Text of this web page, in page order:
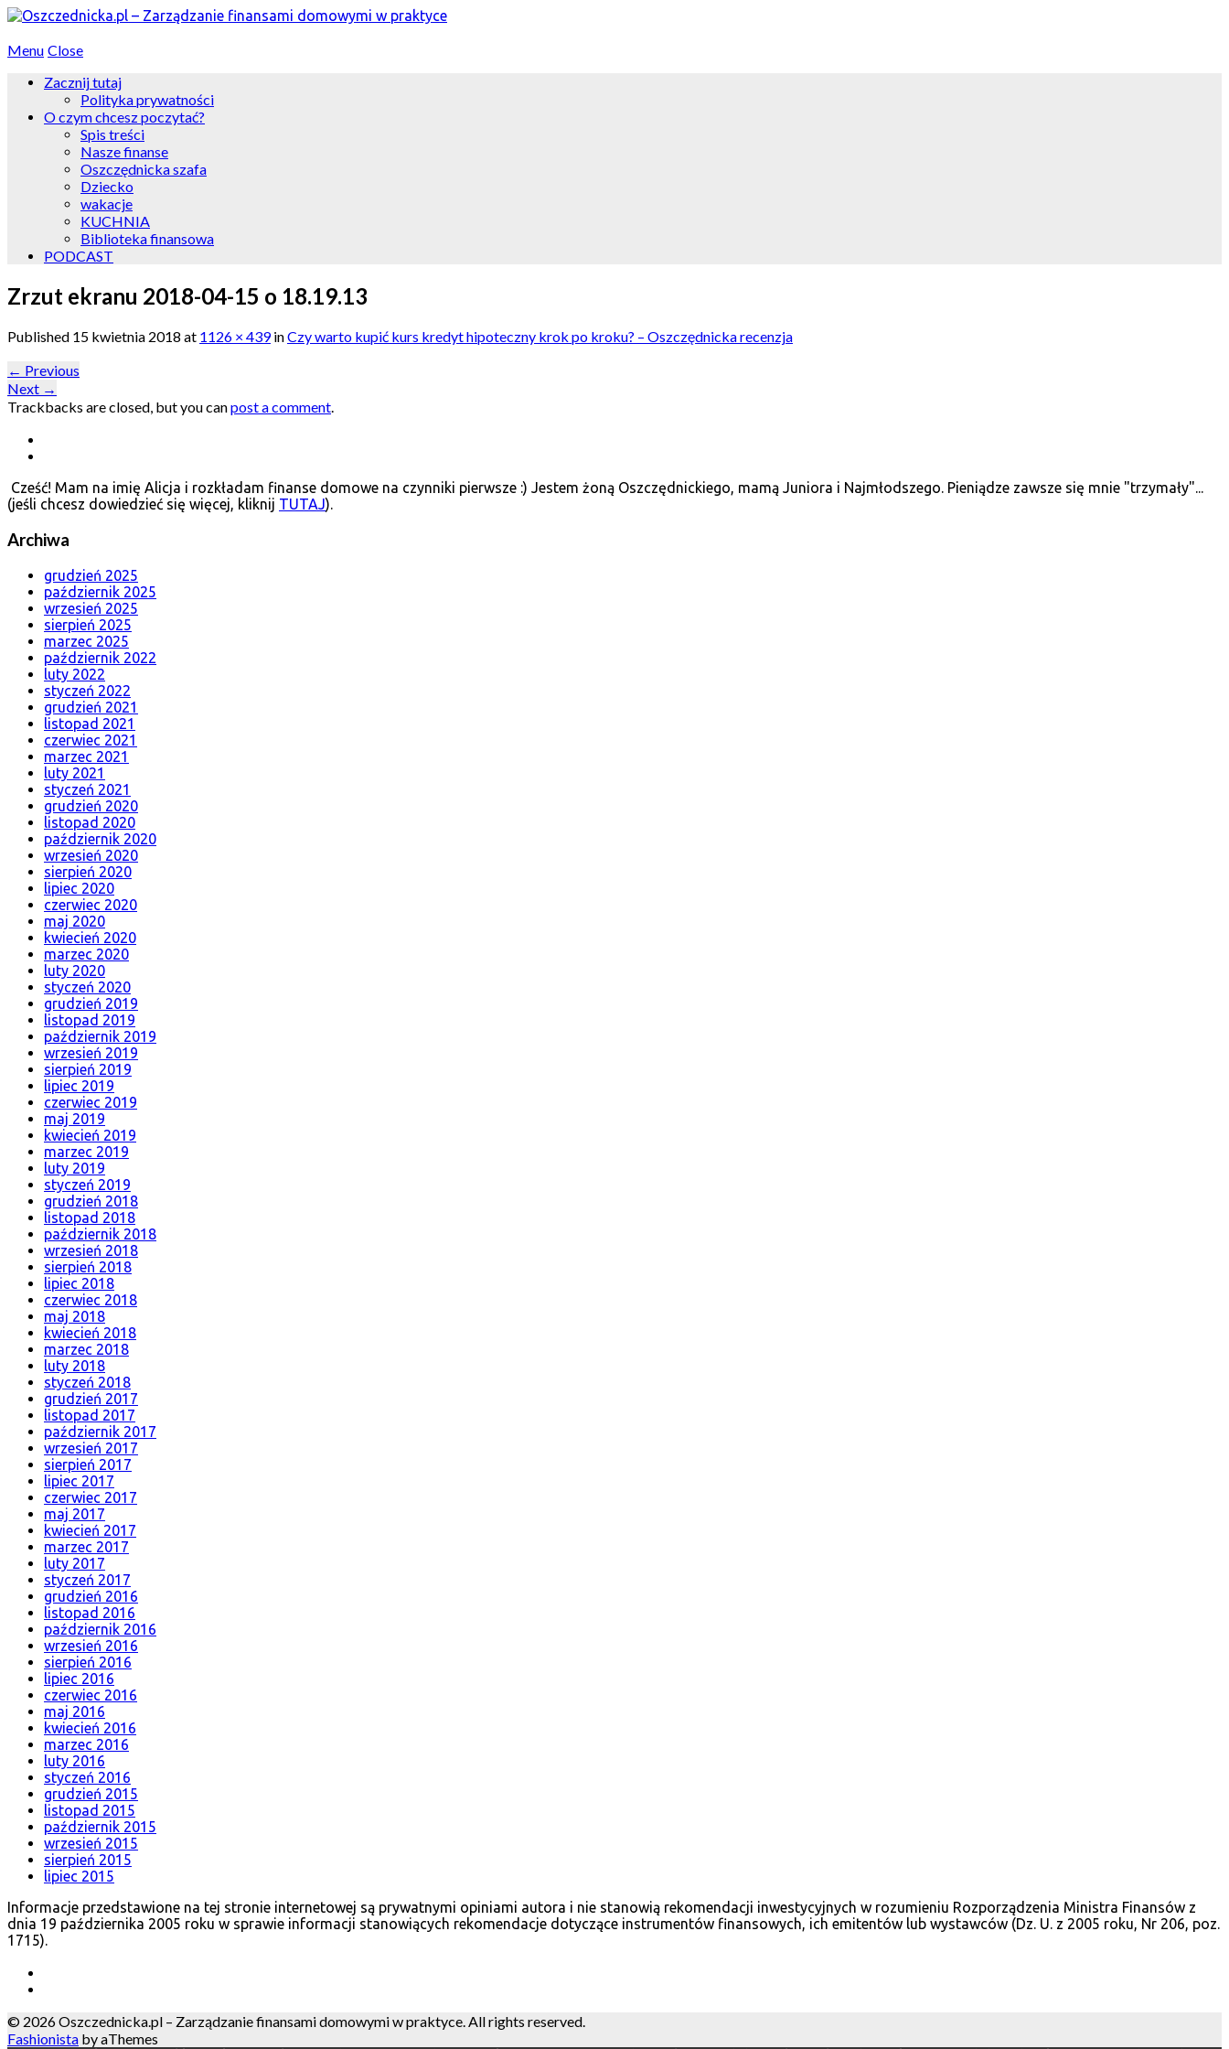
Menu Close
Zacznij tutaj
Polityka prywatności
O czym chcesz poczytać?
Spis treści
Nasze finanse
Oszczędnicka szafa
Dziecko
wakacje
KUCHNIA
Biblioteka finansowa
PODCAST
Zrzut ekranu 2018-04-15 o 18.19.13
Published 15 kwietnia 2018 at 1126 × 439inCzy warto kupić kurs kredyt hipoteczny krok po kroku? – Oszczędnicka recenzja
← Previous
Next →
Trackbacks are closed, but you canpost a comment
Cześć! Mam na imię Alicja i rozkładam finanse domowe na czynniki pierwsze :) Jestem żoną Oszczędnickiego, mamą Juniora i Najmłodszego. Pieniądze zawsze się mnie "trzymały"...
(jeśli chcesz dowiedzieć się więcej, kliknij TUTAJ).
Archiwa
grudzień 2025
październik 2025
wrzesień 2025
sierpień 2025
marzec 2025
październik 2022
luty 2022
styczeń 2022
grudzień 2021
listopad 2021
czerwiec 2021
marzec 2021
luty 2021
styczeń 2021
grudzień 2020
listopad 2020
październik 2020
wrzesień 2020
sierpień 2020
lipiec 2020
czerwiec 2020
maj 2020
kwiecień 2020
marzec 2020
luty 2020
styczeń 2020
grudzień 2019
listopad 2019
październik 2019
wrzesień 2019
sierpień 2019
lipiec 2019
czerwiec 2019
maj 2019
kwiecień 2019
marzec 2019
luty 2019
styczeń 2019
grudzień 2018
listopad 2018
październik 2018
wrzesień 2018
sierpień 2018
lipiec 2018
czerwiec 2018
maj 2018
kwiecień 2018
marzec 2018
luty 2018
styczeń 2018
grudzień 2017
listopad 2017
październik 2017
wrzesień 2017
sierpień 2017
lipiec 2017
czerwiec 2017
maj 2017
kwiecień 2017
marzec 2017
luty 2017
styczeń 2017
grudzień 2016
listopad 2016
październik 2016
wrzesień 2016
sierpień 2016
lipiec 2016
czerwiec 2016
maj 2016
kwiecień 2016
marzec 2016
luty 2016
styczeń 2016
grudzień 2015
listopad 2015
październik 2015
wrzesień 2015
sierpień 2015
lipiec 2015
Informacje przedstawione na tej stronie internetowej są prywatnymi opiniami autora i nie stanowią rekomendacji inwestycyjnych w rozumieniu Rozporządzenia Ministra Finansów z
dnia 19 października 2005 roku w sprawie informacji stanowiących rekomendacje dotyczące instrumentów finansowych, ich emitentów lub wystawców (Dz. U. z 2005 roku, Nr 206, poz.
1715).
© 2026 Oszczednicka.pl – Zarządzanie finansami domowymi w praktyce. All rights reserved.
Fashionista by aThemes